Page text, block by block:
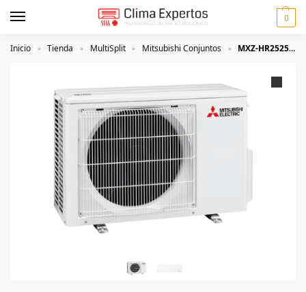
0
Inicio » Tienda » MultiSplit » Mitsubishi Conjuntos » MXZ-HR2525E40VF Mitsubishi Electric